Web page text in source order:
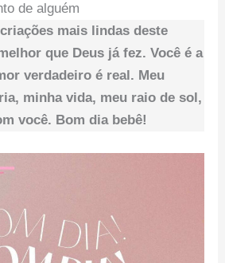
de alguém
mais lindas deste
que Deus já fez. Você é a
verdadeiro é real. Meu
minha vida, meu raio de sol,
você. Bom dia bebê!